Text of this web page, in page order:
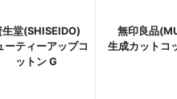
生堂(SHISEIDO)
ーティーアップコ
ットン G
無印良品
生成カットコ